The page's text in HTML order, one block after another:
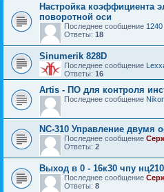
Настройка коэффициента
поворотной оси
Последнее сообщение 1240
Ответы: 18
Sinumerik 828D
Последнее сообщение
Ответы: 16
Artis - ПО для контроля
Последнее сообщение
NC-310 Управление двумя
Последнее сообщение
Ответы: 2
Выход в 0 - 16к30 чпу нц210
Последнее сообщение
Ответы: 8